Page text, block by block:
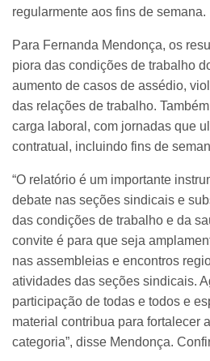
regularmente aos fins de semana.
Para Fernanda Mendonça, os
piora das condições de trabalho
aumento de casos de assédio,
das relações de trabalho.
carga laboral, com jornadas que
contratual, incluindo fins de
“O relatório é um importante
debate nas seções sindicais e
das condições de trabalho e da
convite é para que seja
nas assembleias e encontros
atividades das seções sindicais.
participação de todas e todos e
material contribua para fortalecer
categoria”, disse Mendonça.